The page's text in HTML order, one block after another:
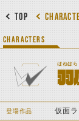
TOP
CHARACTERS
はねはら
羽
登場作品 仮面